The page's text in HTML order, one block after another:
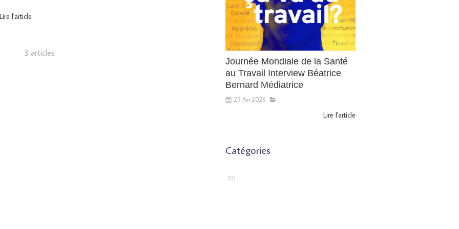
Lire l'article
3 articles
Journée Mondiale de la Santé
au Travail Interview Béatrice
Bernard Médiatrice
29 Avr 2026
Lire l'article
Catégories
(11)